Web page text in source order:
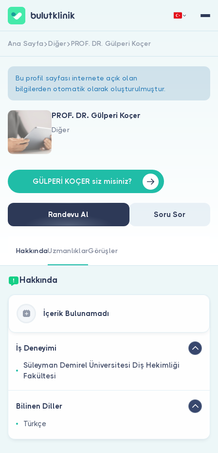
Hakkımızda
Doktorlar için
Doktor musunuz?
Hemen Kaydol Giriş Yap
Ana Sayfa Diğer PROF. DR. Gülperi Koçer
Bu profil sayfası internete açık olan
bilgilerden otomatik olarak oluşturulmuştur.
PROF. DR. Gülperi Koçer
Diğer
GÜLPERİ KOÇER siz misiniz?
Randevu Al Soru Sor
HakkındaUzmanlıklarGörüşler
Hakkında
İçerik Bulunamadı
İş Deneyimi
Süleyman Demirel Üniversitesi Diş Hekimliği
Fakültesi
Bilinen Diller
Türkçe